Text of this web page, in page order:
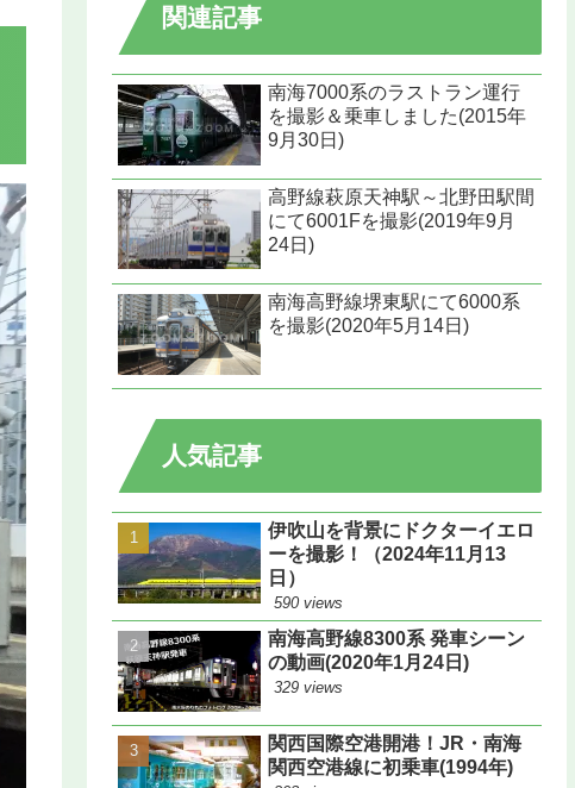
関連記事
南海7000系のラストラン運行
を撮影＆乗車しました(2015年
9月30日)
高野線萩原天神駅～北野田駅間
にて6001Fを撮影(2019年9月
24日)
南海高野線堺東駅にて6000系
を撮影(2020年5月14日)
人気記事
伊吹山を背景にドクターイエロ
ーを撮影！（2024年11月13
日）
590 views
南海高野線8300系 発車シーン
の動画(2020年1月24日)
329 views
関西国際空港開港！JR・南海
関西空港線に初乗車(1994年)